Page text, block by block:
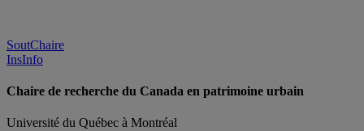
SoutChaire
InsInfo
Chaire de recherche du Canada en patrimoine urbain
Université du Québec à Montréal